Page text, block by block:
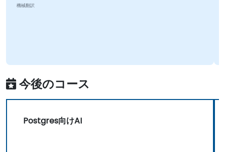
機械翻訳
今後のコース
Postgres向けAI